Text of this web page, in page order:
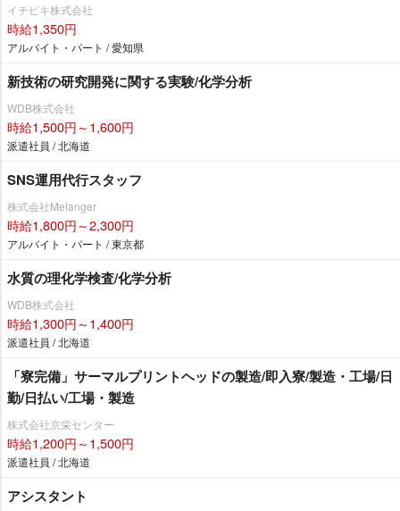
イチビキ株式会社
時給1,350円
アルバイト・パート / 愛知県
新技術の研究開発に関する実験/化学分析
WDB株式会社
時給1,500円～1,600円
派遣社員 / 北海道
SNS運用代行スタッフ
株式会社Melanger
時給1,800円～2,300円
アルバイト・パート / 東京都
水質の理化学検査/化学分析
WDB株式会社
時給1,300円～1,400円
派遣社員 / 北海道
「寮完備」サーマルプリントヘッドの製造/即入寮/製造・工場/日
勤/日払い/工場・製造
株式会社京栄センター
時給1,200円～1,500円
派遣社員 / 北海道
アシスタント